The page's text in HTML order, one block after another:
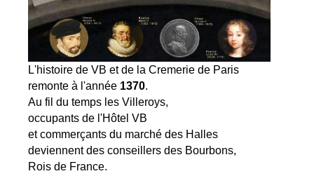
L'histoire de VB et de la Cremerie de Paris
remonte à l'année 1370.
Au fil du temps les Villeroys,
occupants de l'Hôtel VB
et commerçants du marché des Halles
deviennent des conseillers des Bourbons,
Rois de France.